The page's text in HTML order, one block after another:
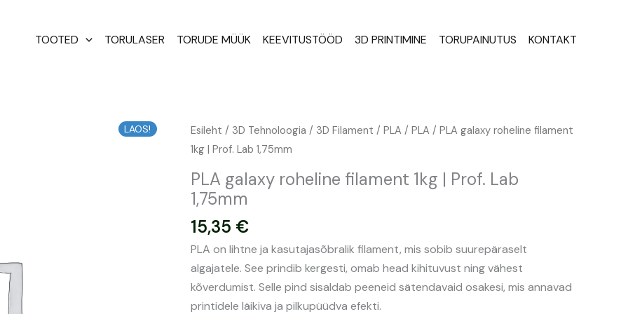
TOOTED TORULASER TORUDE MÜÜK KEEVITUSTÖÖD 3D PRINTIMINE TORUPAINUTUS KONTAKT
LAOS! Esileht / 3D Tehnoloogia / 3D Filament / PLA / PLA / PLA galaxy roheline filament
1kg | Prof. Lab 1,75mm
PLA galaxy roheline filament 1kg | Prof. Lab
1,75mm
15,35 €
PLA on lihtne ja kasutajasõbralik filament, mis sobib suurepäraselt
algajatele. See prindib kergesti, omab head kihituvust ning vähest
kõverdumist. Selle pind sisaldab peeneid sätendavaid osakesi, mis annavad
printidele läikiva ja pilkupüüdva efekti.
PLA
galaxy
filament
1kg
|
Prof.
Lab
1,75mm
kogus